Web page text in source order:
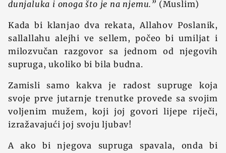
dunjaluka i onoga što je na njemu.” (Muslim)
Kada bi klanjao dva rekata, Allahov Poslanik,
sallallahu alejhi ve sellem, počeo bi umiljat i
milozvučan razgovor sa jednom od njegovih
supruga, ukoliko bi bila budna.
Zamisli samo kakva je radost supruge koja
svoje prve jutarnje trenutke provede sa svojim
voljenim mužem, koji joj govori lijepe riječi,
izražavajući joj svoju ljubav!
A ako bi njegova supruga spavala, onda bi